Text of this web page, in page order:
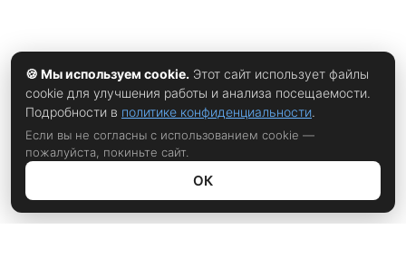
🍪 Мы используем cookie. Этот сайт использует файлы
cookie для улучшения работы и анализа посещаемости.
Подробности в политике конфиденциальности.
Если вы не согласны с использованием cookie —
пожалуйста, покиньте сайт.
ОК